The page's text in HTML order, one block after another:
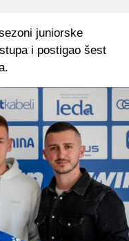
juniorske
i postigao šest